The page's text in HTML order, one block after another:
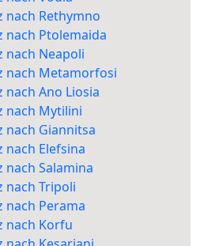
nach Rethymno
nach Ptolemaida
nach Neapoli
nach Metamorfosi
Ano Liosia
nach Mytilini
nach Giannitsa
nach Elefsina
nach Salamina
nach Tripoli
nach Perama
nach Korfu